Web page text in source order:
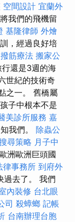
空間設計 宜蘭外
我們的飛機留
基隆律師 外燴
，經過良好培
筋療法 搬家公
還是3週的海
世紀的技術奇
之一。 舊橋屬
子中根本不是
美診所服務 嘉
我們。 除蟲公
尋策略 月子中
洲歐洲巨頭國
律事務所 到府外
過去了。 我們
內裝修 台北眼
司 殺蟑螂 記帳
台南辦理台胞